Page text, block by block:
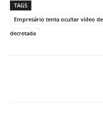
TAGS
Empresário tenta ocultar vídeo
decretada